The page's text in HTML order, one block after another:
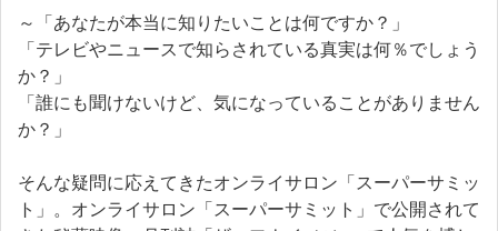
～「あなたが本当に知りたいことは何ですか？」
「テレビやニュースで知らされている真実は何％でしょう
か？」
「誰にも聞けないけど、気になっていることがありません
か？」
そんな疑問に応えてきたオンライサロン「スーパーサミッ
ト」。オンライサロン「スーパーサミット」で公開されて